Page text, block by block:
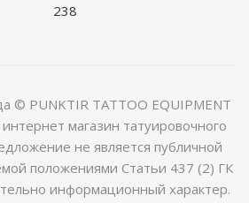
238
© PUNKTIR TATTOO EQUIPMENT
магазин татуировочного
не является публичной
положениями Статьи 437 (2) ГК
информационный характер.